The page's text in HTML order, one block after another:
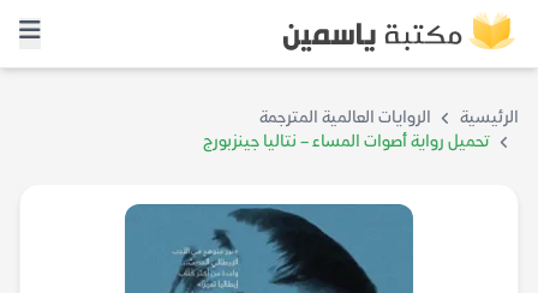
الرئيسية
الروايات العالمية المترجمة
تحميل رواية أصوات المساء – نتاليا جينزبورج